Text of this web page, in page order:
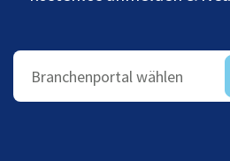
Branchenportal wählen